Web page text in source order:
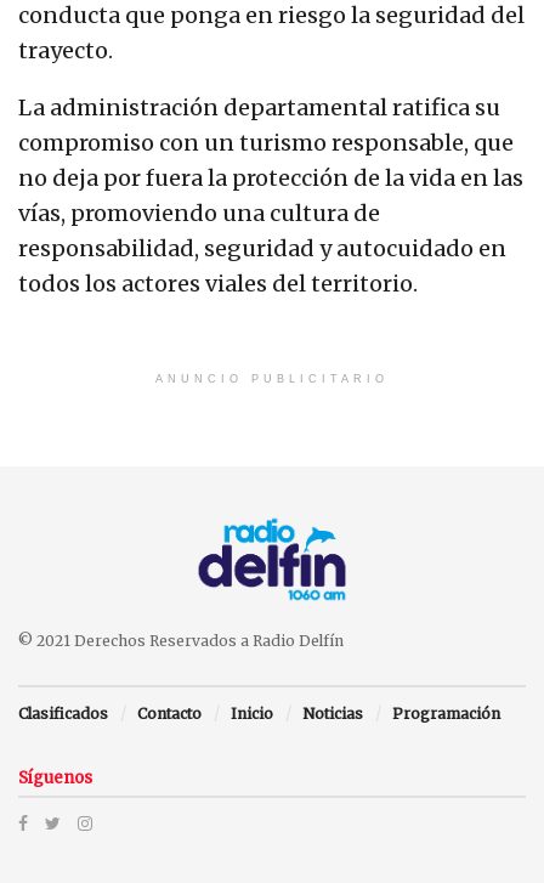
conducta que ponga en riesgo la seguridad del
trayecto.
La administración departamental ratifica su
compromiso con un turismo responsable, que
no deja por fuera la protección de la vida en las
vías, promoviendo una cultura de
responsabilidad, seguridad y autocuidado en
todos los actores viales del territorio.
ANUNCIO PUBLICITARIO
© 2021 Derechos Reservados a Radio Delfín
Clasificados Contacto Inicio Noticias Programación
Síguenos